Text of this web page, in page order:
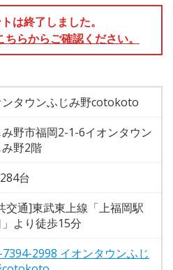
は終了しました。
らからご確認ください。
ンタウンふじみ野cotokoto
野市福岡2-1-6イオンタウン
野2階
台
交通]東武東上線「上福岡駅
より徒歩15分
2998 イオンタウンふじ